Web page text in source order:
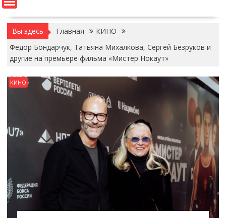
Вы здесь Главная
КИНО
Федор Бондарчук, Татьяна Михалкова, Сергей Безруков и
другие на премьере фильма «Мистер Нокаут»
КИНО